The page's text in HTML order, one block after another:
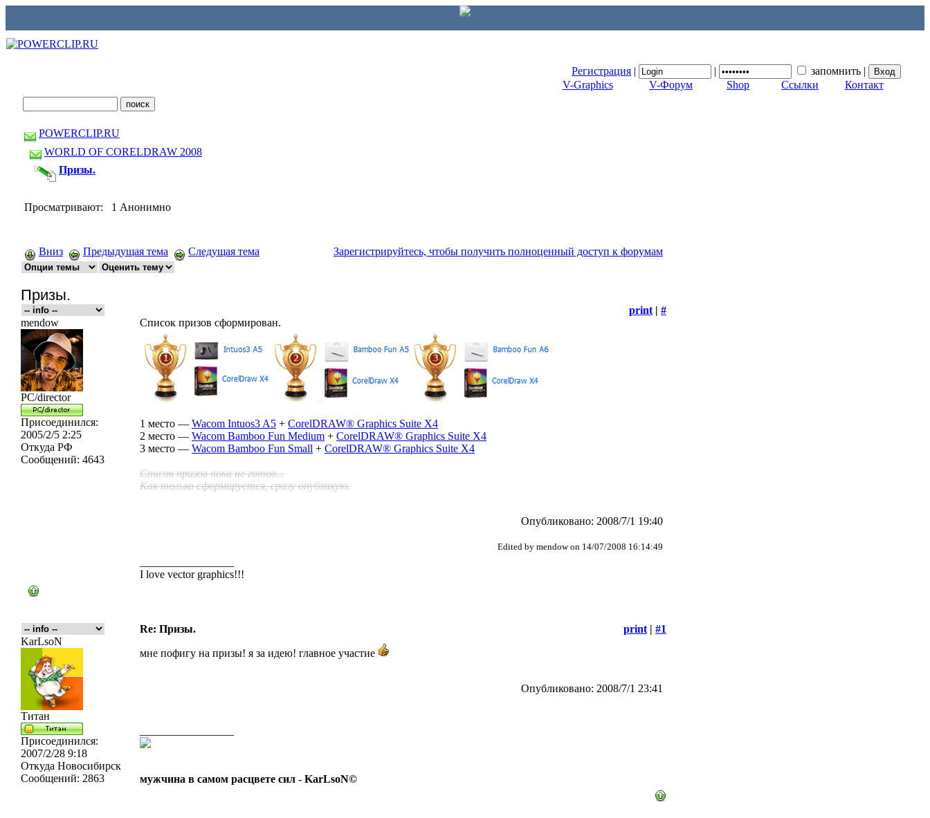
Регистрация | | запомнить |
V-Graphics
V-Форум Shop Ссылки Контакт
POWERCLIP.RU
WORLD OF CORELDRAW 2008
Призы.
Просматривают: 1 Анонимно
Вниз Предыдущая тема Следущая тема Зарегистрируйтесь, чтобы получить полноценный доступ к форумам
Призы.
print | #
mendow
PC/director
Присоединился:
2005/2/5 2:25
Откуда РФ
Сообщений: 4643
Список призов сформирован.
1 место — Wacom Intuos3 A5 + CorelDRAW® Graphics Suite X4
2 место — Wacom Bamboo Fun Medium + CorelDRAW® Graphics Suite X4
3 место — Wacom Bamboo Fun Small + CorelDRAW® Graphics Suite X4
Список призов пока не готов...
Как только сформируется, сразу опубликую.
Опубликовано: 2008/7/1 19:40
Edited by mendow on 14/07/2008 16:14:49
I love vector graphics!!!
Re: Призы. print | #1
KarLsoN
Титан
Присоединился:
2007/2/28 9:18
Откуда Новосибирск
Сообщений: 2863
мне пофигу на призы! я за идею! главное участие
Опубликовано: 2008/7/1 23:41
мужчина в самом расцвете сил - KarLsoN©